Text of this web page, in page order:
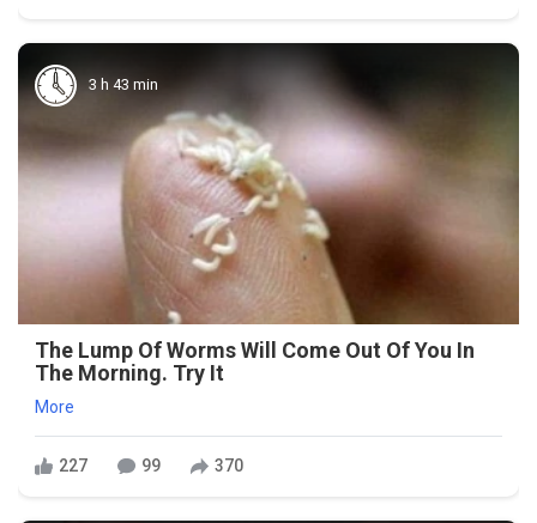
3 h 43 min
The Lump Of Worms Will Come Out Of You In
The Morning. Try It
More
227 99 370